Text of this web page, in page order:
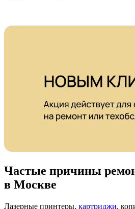
Частые причины
в Москве
Лазерные принтеры, картриджи,